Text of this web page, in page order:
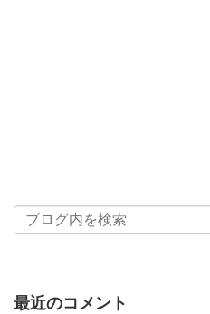
最近のコメント